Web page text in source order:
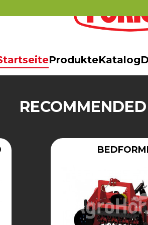
ProdukteKatalog